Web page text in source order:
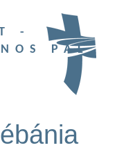
-
PÁL